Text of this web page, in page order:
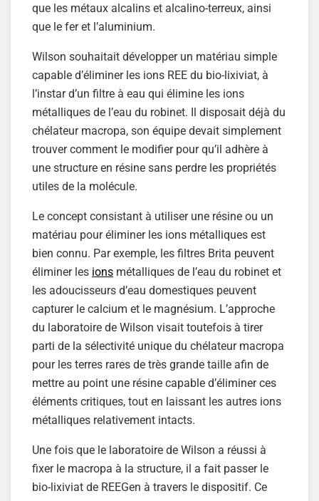
que les métaux alcalins et alcalino-terreux, ainsi
que le fer et l’aluminium.
Wilson souhaitait développer un matériau simple
capable d’éliminer les ions REE du bio-lixiviat, à
l’instar d’un filtre à eau qui élimine les ions
métalliques de l’eau du robinet. Il disposait déjà du
chélateur macropa, son équipe devait simplement
trouver comment le modifier pour qu’il adhère à
une structure en résine sans perdre les propriétés
utiles de la molécule.
Le concept consistant à utiliser une résine ou un
matériau pour éliminer les ions métalliques est
bien connu. Par exemple, les filtres Brita peuvent
éliminer les ions métalliques de l’eau du robinet et
les adoucisseurs d’eau domestiques peuvent
capturer le calcium et le magnésium. L’approche
du laboratoire de Wilson visait toutefois à tirer
parti de la sélectivité unique du chélateur macropa
pour les terres rares de très grande taille afin de
mettre au point une résine capable d’éliminer ces
éléments critiques, tout en laissant les autres ions
métalliques relativement intacts.
Une fois que le laboratoire de Wilson a réussi à
fixer le macropa à la structure, il a fait passer le
bio-lixiviat de REEGen à travers le dispositif. Ce